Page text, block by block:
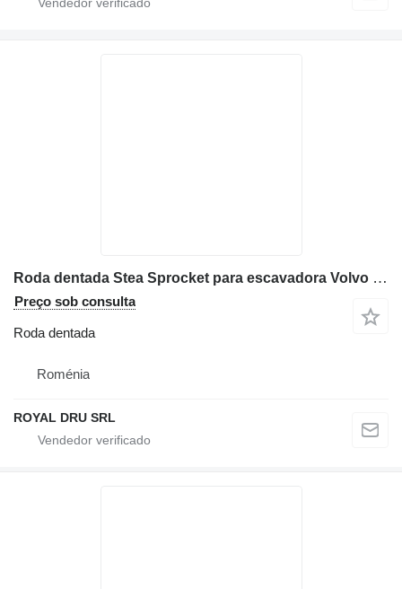
Roda dentada Stea Sprocket para escavadora Volvo EC140 EC150 EC160 EC240 EC290 EC330
Preço sob consulta
Roda dentada
Roménia
ROYAL DRU SRL